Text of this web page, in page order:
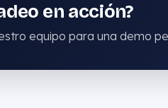
en acción?
equipo para una demo